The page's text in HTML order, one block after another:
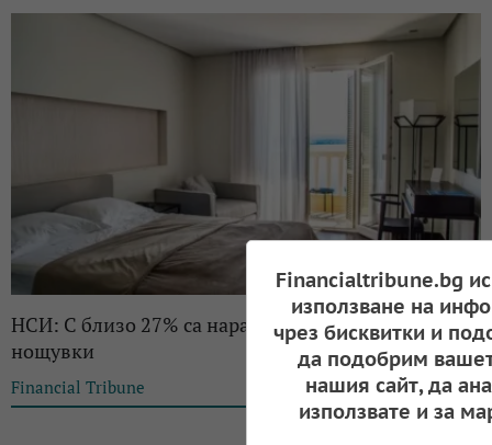
НСИ: С близо 27% са нараснали приходите от
нощувки
Financial Tribune 12:20, 12.10.2022
Financialtribune.bg
използване на
чрез бисквитки и
да подобрим
нашия сайт, да
използвате и за